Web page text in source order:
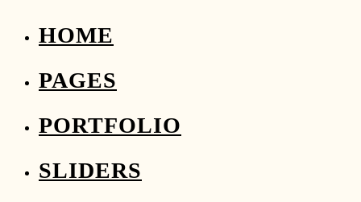
HOME
PAGES
PORTFOLIO
SLIDERS